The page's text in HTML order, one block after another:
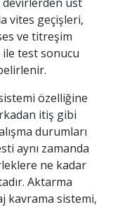
vites geçişleri,
ve titreşim
ile test sonucu
özelliğine
itiş gibi
durumları
aynı zamanda
ne kadar
Aktarma
kavrama sistemi,